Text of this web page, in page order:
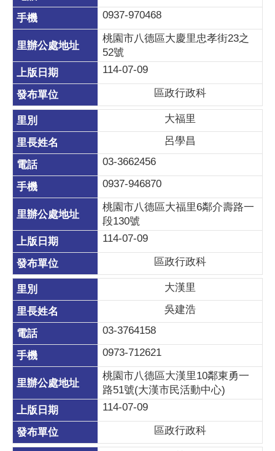
0937-970468
桃園市八德區大慶里忠孝街23之
52號
114-07-09
區政行政科
大福里
呂學昌
03-3662456
0937-946870
桃園市八德區大福里6鄰介壽路一
段130號
114-07-09
區政行政科
大漢里
吳建浩
03-3764158
0973-712621
桃園市八德區大漢里10鄰東勇一
路51號(大漢市民活動中心)
114-07-09
區政行政科